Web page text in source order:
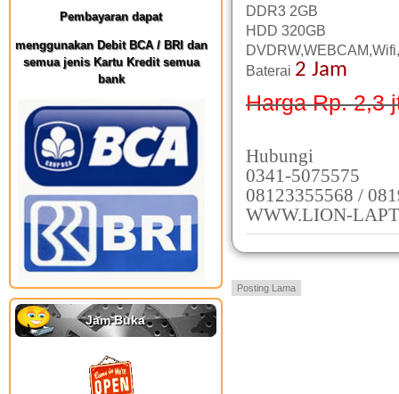
Pembayaran dapat
menggunakan Debit BCA / BRI dan
semua jenis Kartu Kredit semua
bank
Jam Buka
DDR3 2GB
HDD 320GB
Baterai 2 Jam
Harga Rp. 2,3
Hubungi
0341-5075575
08123355568 /
WWW.LION-
Posting Lama